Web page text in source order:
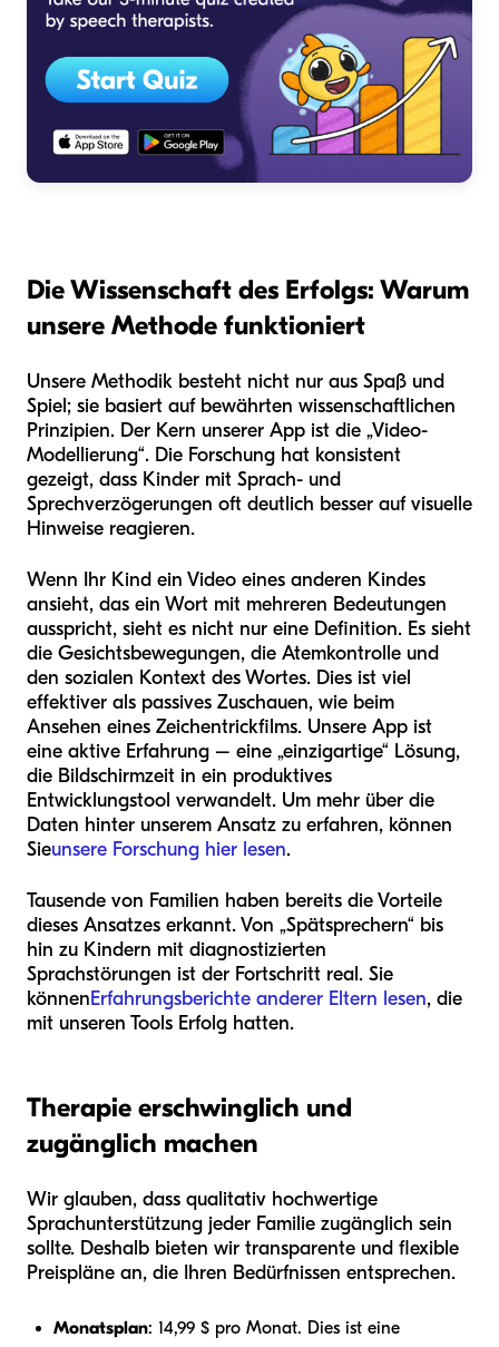
Die Wissenschaft des Erfolgs: Warum
unsere Methode funktioniert
Unsere Methodik besteht nicht nur aus Spaß und
Spiel; sie basiert auf bewährten wissenschaftlichen
Prinzipien. Der Kern unserer App ist die „Video-
Modellierung“. Die Forschung hat konsistent
gezeigt, dass Kinder mit Sprach- und
Sprechverzögerungen oft deutlich besser auf visuelle
Hinweise reagieren.
Wenn Ihr Kind ein Video eines anderen Kindes
ansieht, das ein Wort mit mehreren Bedeutungen
ausspricht, sieht es nicht nur eine Definition. Es sieht
die Gesichtsbewegungen, die Atemkontrolle und
den sozialen Kontext des Wortes. Dies ist viel
effektiver als passives Zuschauen, wie beim
Ansehen eines Zeichentrickfilms. Unsere App ist
eine aktive Erfahrung – eine „einzigartige“ Lösung,
die Bildschirmzeit in ein produktives
Entwicklungstool verwandelt. Um mehr über die
Daten hinter unserem Ansatz zu erfahren, können
Sieunsere Forschung hier lesen.
Tausende von Familien haben bereits die Vorteile
dieses Ansatzes erkannt. Von „Spätsprechern“ bis
hin zu Kindern mit diagnostizierten
Sprachstörungen ist der Fortschritt real. Sie
könnenErfahrungsberichte anderer Eltern lesen, die
mit unseren Tools Erfolg hatten.
Therapie erschwinglich und
zugänglich machen
Wir glauben, dass qualitativ hochwertige
Sprachunterstützung jeder Familie zugänglich sein
sollte. Deshalb bieten wir transparente und flexible
Preispläne an, die Ihren Bedürfnissen entsprechen.
Monatsplan: 14,99 $ pro Monat. Dies ist eine